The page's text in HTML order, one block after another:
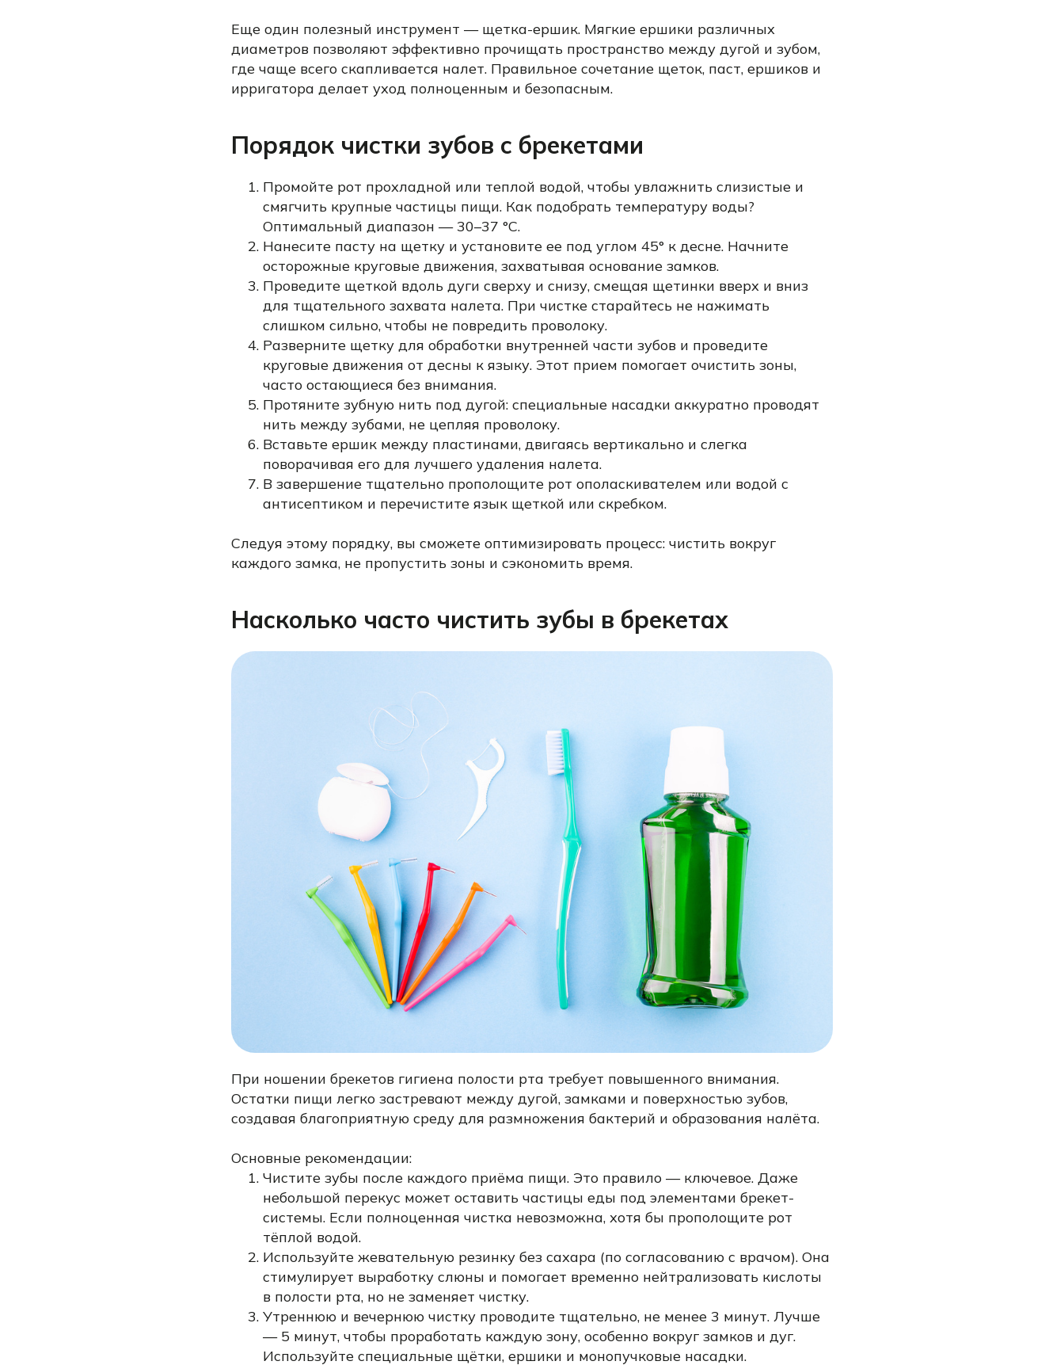
Еще один полезный инструмент — щетка-ершик. Мягкие ершики различных
диаметров позволяют эффективно прочищать пространство между дугой и зубом,
где чаще всего скапливается налет. Правильное сочетание щеток, паст, ершиков и
ирригатора делает уход полноценным и безопасным.
Порядок чистки зубов с брекетами
Промойте рот прохладной или теплой водой, чтобы увлажнить слизистые и
смягчить крупные частицы пищи. Как подобрать температуру воды?
Оптимальный диапазон — 30–37 °C.
Нанесите пасту на щетку и установите ее под углом 45° к десне. Начните
осторожные круговые движения, захватывая основание замков.
Проведите щеткой вдоль дуги сверху и снизу, смещая щетинки вверх и вниз
для тщательного захвата налета. При чистке старайтесь не нажимать
слишком сильно, чтобы не повредить проволоку.
Разверните щетку для обработки внутренней части зубов и проведите
круговые движения от десны к языку. Этот прием помогает очистить зоны,
часто остающиеся без внимания.
Протяните зубную нить под дугой: специальные насадки аккуратно проводят
нить между зубами, не цепляя проволоку.
Вставьте ершик между пластинами, двигаясь вертикально и слегка
поворачивая его для лучшего удаления налета.
В завершение тщательно прополощите рот ополаскивателем или водой с
антисептиком и перечистите язык щеткой или скребком.
Следуя этому порядку, вы сможете оптимизировать процесс: чистить вокруг
каждого замка, не пропустить зоны и сэкономить время.
Насколько часто чистить зубы в брекетах
При ношении брекетов гигиена полости рта требует повышенного внимания.
Остатки пищи легко застревают между дугой, замками и поверхностью зубов,
создавая благоприятную среду для размножения бактерий и образования налёта.
Основные рекомендации:
Чистите зубы после каждого приёма пищи. Это правило — ключевое. Даже
небольшой перекус может оставить частицы еды под элементами брекет-
системы. Если полноценная чистка невозможна, хотя бы прополощите рот
тёплой водой.
Используйте жевательную резинку без сахара (по согласованию с врачом). Она
стимулирует выработку слюны и помогает временно нейтрализовать кислоты
в полости рта, но не заменяет чистку.
Утреннюю и вечернюю чистку проводите тщательно, не менее 3 минут. Лучше
— 5 минут, чтобы проработать каждую зону, особенно вокруг замков и дуг.
Используйте специальные щётки, ершики и монопучковые насадки.